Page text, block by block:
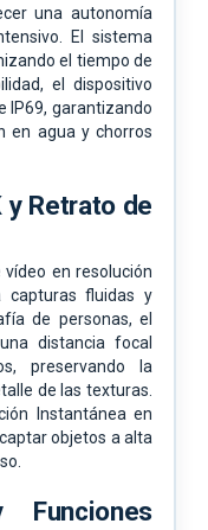
una autonomía
El sistema
el tiempo de
el dispositivo
IP69, garantizando
en agua y chorros
y Retrato de
vídeo en resolución
capturas fluidas y
de personas, el
distancia focal
preservando la
de las texturas.
Instantánea en
objetos a alta